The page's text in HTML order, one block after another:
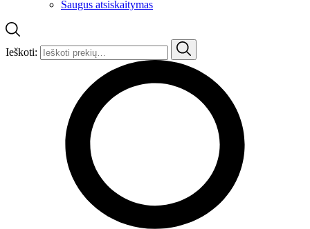
Saugus atsiskaitymas
Ieškoti: